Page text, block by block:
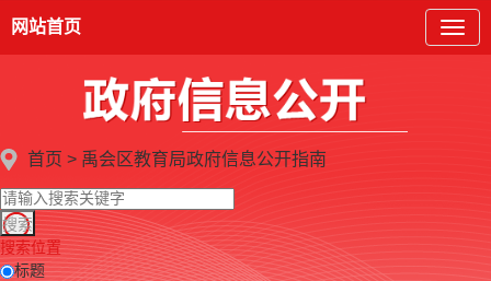
网站首页
首页 > 禹会区教育局政府信息公开指南
搜索位置
标题